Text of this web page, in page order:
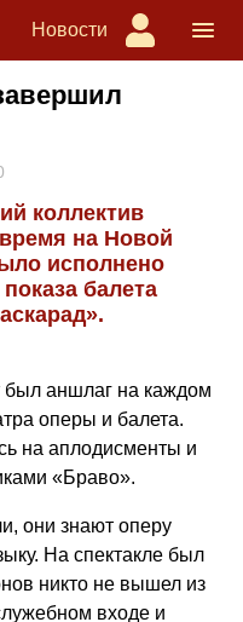
Новости
коллектив
на Новой
исполнено
балета
был аншлаг на каждом
оперы и балета.
на аплодисменты и
«Браво».
они знают оперу
На спектакле был
никто не вышел из
входе и